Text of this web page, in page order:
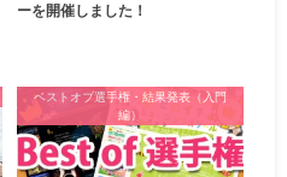
ーを開催しました！
ベストオブ選手権・結果発表（入門
編）